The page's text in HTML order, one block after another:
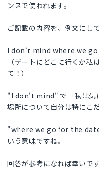
ンスで使われます。
ご記載の内容を、例文にし
I don't mind where we
（デートにどこに行くか
て！）
"I don't mind" で「私は気
場所について自分は特にこ
"where we go for the
いう意味ですね。
回答が参考になれば幸いで